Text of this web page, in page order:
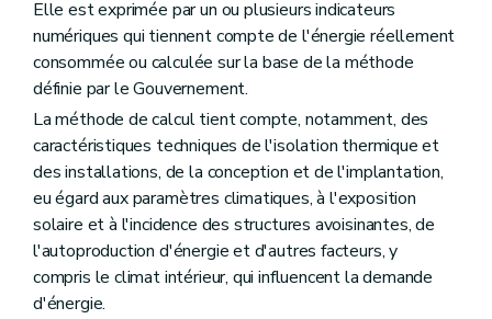
Elle est exprimée par un ou plusieurs indicateurs
numériques qui tiennent compte de l'énergie réellement
consommée ou calculée sur la base de la méthode
définie par le Gouvernement.
La méthode de calcul tient compte, notamment, des
caractéristiques techniques de l'isolation thermique et
des installations, de la conception et de l'implantation,
eu égard aux paramètres climatiques, à l'exposition
solaire et à l'incidence des structures avoisinantes, de
l'autoproduction d'énergie et d'autres facteurs, y
compris le climat intérieur, qui influencent la demande
d'énergie.